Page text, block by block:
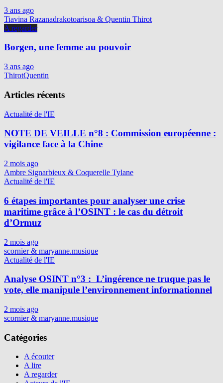
3 ans ago
Tiavina Razanadrakotoarisoa & Quentin Thirot
A regarder
Borgen, une femme au pouvoir
3 ans ago
ThirotQuentin
Articles récents
Actualité de l'IE
NOTE DE VEILLE n°8 : Commission européenne :
vigilance face à la Chine
2 mois ago
Ambre Signarbieux & Coquerelle Tylane
Actualité de l'IE
6 étapes importantes pour analyser une crise
maritime grâce à l’OSINT : le cas du détroit
d’Ormuz
2 mois ago
scornier & maryanne.musique
Actualité de l'IE
Analyse OSINT n°3 : L’ingérence ne truque pas le
vote, elle manipule l’environnement informationnel
2 mois ago
scornier & maryanne.musique
Catégories
A écouter
A lire
A regarder